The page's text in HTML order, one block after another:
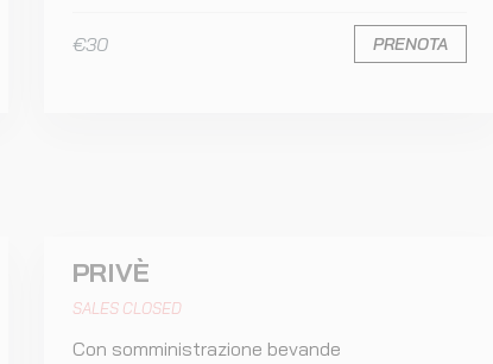
€30 PRENOTA
PRIVÈ
SALES CLOSED
Con somministrazione bevande